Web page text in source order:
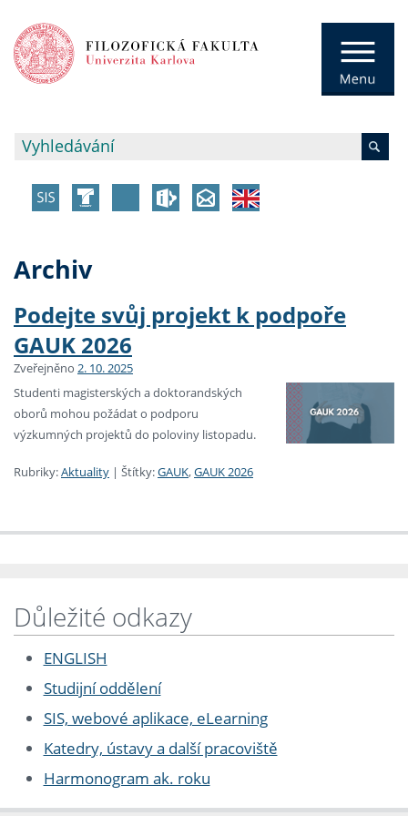
Archiv
Podejte svůj projekt k podpoře
GAUK 2026
Zveřejněno 2. 10. 2025
Studenti magisterských a doktorandských
oborů mohou požádat o podporu
výzkumných projektů do poloviny listopadu.
Rubriky:Aktuality | Štítky:GAUK,GAUK 2026
Důležité odkazy
ENGLISH
Studijní oddělení
SIS, webové aplikace, eLearning
Katedry, ústavy a další pracoviště
Harmonogram ak. roku